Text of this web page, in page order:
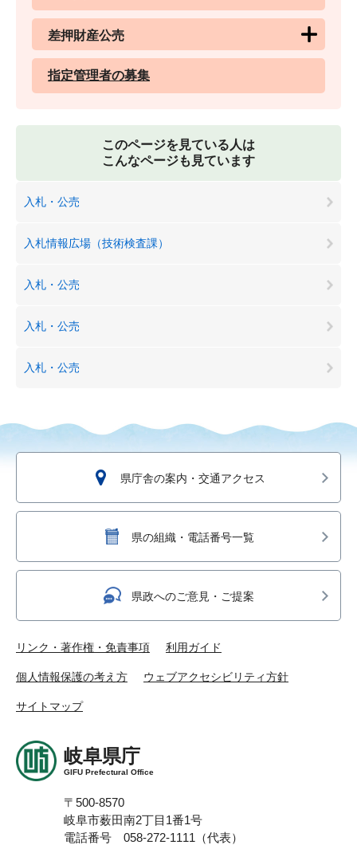
差押財産公売
指定管理者の募集
このページを見ている人は
こんなページも見ています
入札・公売
入札情報広場（技術検査課）
入札・公売
入札・公売
入札・公売
県庁舎の案内・交通アクセス
県の組織・電話番号一覧
県政へのご意見・ご提案
リンク・著作権・免責事項 利用ガイド
個人情報保護の考え方 ウェブアクセシビリティ方針
サイトマップ
岐阜県庁
GIFU Prefectural Office
〒500-8570
岐阜市薮田南2丁目1番1号
電話番号 058-272-1111（代表）